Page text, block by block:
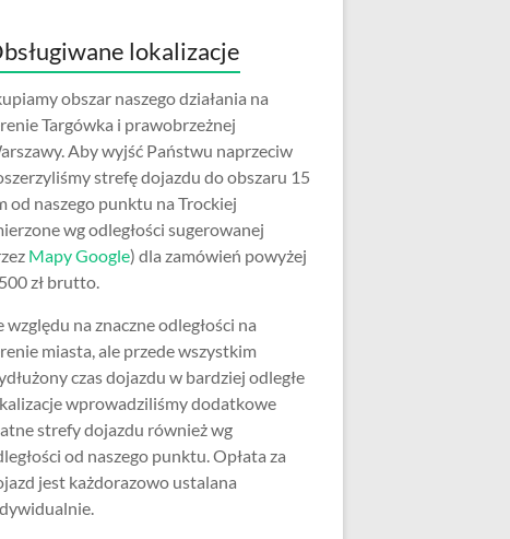
lokalizacje
obszar naszego działania na
Targówka i prawobrzeżnej
Aby wyjść Państwu naprzeciw
strefę dojazdu do obszaru 15
od naszego punktu na Trockiej
wg odległości sugerowanej
Mapy Google) dla zamówień powyżej
zł brutto.
względu na znaczne odległości na
miasta, ale przede wszystkim
czas dojazdu w bardziej odległe
wprowadziliśmy dodatkowe
strefy dojazdu również wg
od naszego punktu. Opłata za
jest każdorazowo ustalana